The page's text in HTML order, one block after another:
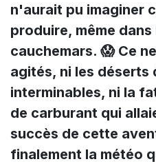
n'aurait pu imaginer
produire, même
cauchemars. 😱 Ce
agités, ni les déserts
interminables, ni la
de carburant qui
succès de cette
finalement la météo